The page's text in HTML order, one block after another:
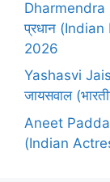
Dharmendra
प्रधान
2026
Yashasvi
जायसवाल
Aneet
(Indian